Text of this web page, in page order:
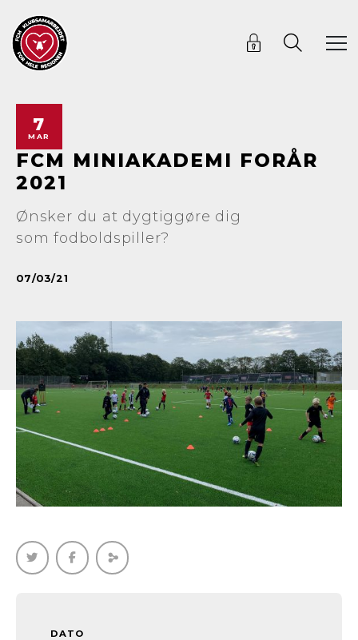
7
MAR
FCM MINIAKADEMI FORÅR
2021
Ønsker du at dygtiggøre dig
som fodboldspiller?
07/03/21
DATO